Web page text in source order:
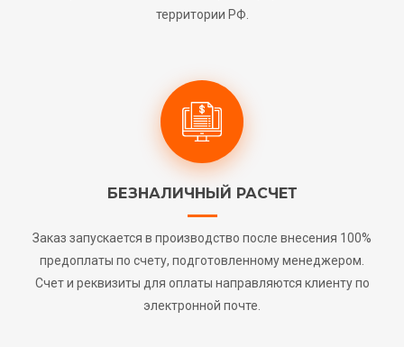
территории РФ.
БЕЗНАЛИЧНЫЙ РАСЧЕТ
Заказ запускается в производство после внесения 100%
предоплаты по счету, подготовленному менеджером.
Счет и реквизиты для оплаты направляются клиенту по
электронной почте.